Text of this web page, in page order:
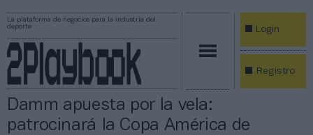
La plataforma de negocios para la industria del
deporte
Login
Registro
Damm apuesta por la vela:
patrocinará la Copa América de